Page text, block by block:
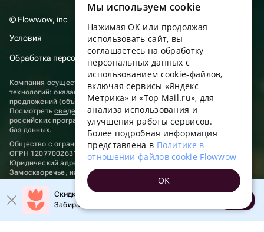
© Flowwow, inc
Условия
Обработка персональных данных
Компания осуществляет деятельность в области информационных
технологий: оказание услуг в сети “Интернет” по размещению
предложений (объявлений) продавцов о реализации товаров.
Посмотретьсведения о программах, включенных в реестр
российских программ для электронных вычислительных машин и
баз данных.
Общество с ограниченной ответственностью «ФЛАУВАУ»
ОГРН 1207700263198, ИНН 9702020445
Юридический адрес: г. Москва, вн.тер. г. Муниципальный округ
Замоскворечье, наб. Садовническая, д. 9, помещ. 2/3.
hello@flowwow.com
8 800 555-16-15
Применяютсярекомендательные технологии
Скидка до 10% на первый заказ!
Забирайте промокод в приложении!
Открыть
ENGLISH
UKRAINIAN
PORTUGUESE
FRENCH
TURKISH
POLISH
Мы используем сookie
Нажимая ОК или продолжая
использовать сайт, вы
соглашаетесь на обработку
персональных данных с
использованием cookie-файлов,
включая сервисы «Яндекс
Метрика» и «Top Mail.ru», для
анализа использования и
улучшения работы сервисов.
Более подробная информация
представлена в Политике в
отношении файлов cookie Flowwow
OK